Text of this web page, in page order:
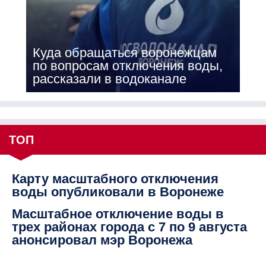
Куда обращаться воронежцам
по вопросам отключения воды,
рассказали в водоканале
ТОП
Карту масштабного отключения
воды опубликовали в Воронеже
Масштабное отключение воды в
трех районах города с 7 по 9 августа
анонсировал мэр Воронежа